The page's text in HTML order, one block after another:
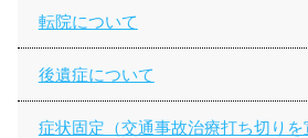
転院について
後遺症について
症状固定（交通事故治療打ち切りを